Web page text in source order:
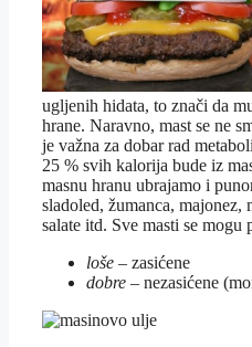
ugljenih hidata, to znači da
hrane. Naravno, mast se ne
je važna za dobar rad
25 % svih kalorija bude iz
masnu hranu ubrajamo i
sladoled, žumanca, majonez,
salate itd. Sve masti se mogu
loše – zasićene
dobre – nezasićene